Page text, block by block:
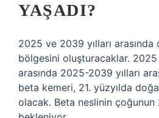
YAŞADI?
2025 ve 2039 yılları
bölgesini oluşturacaklar. 2025
arasında 2025-2039 yılları
beta kemeri, 21. yüzyılda
olacak. Beta neslinin çoğunun